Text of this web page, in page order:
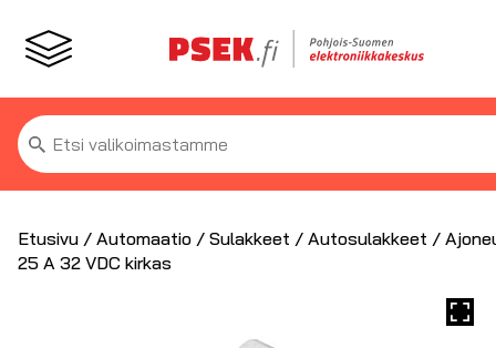
Etsi:
Etusivu / Automaatio / Sulakkeet / Autosulakkeet /
25 A 32 VDC kirkas